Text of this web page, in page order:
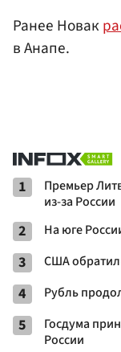
Ранее Новак
в Анапе.
1
Премьер
из-за России
2 На юге
3 США
4 Рубль
5
Госдума
России